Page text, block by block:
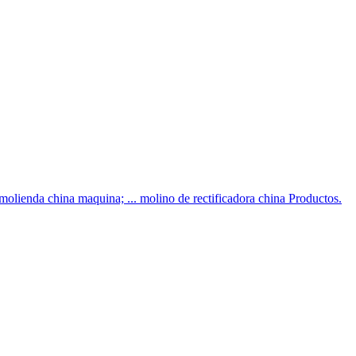
china maquina; ... molino de rectificadora china Productos.